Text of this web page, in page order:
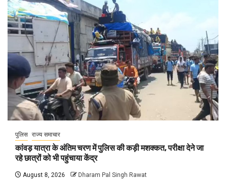
पुलिस राज्य समाचार
कांवड़ यात्रा के अंतिम चरण में पुलिस की कड़ी मशक्कत, परीक्षा देने जा
रहे छात्रों को भी पहुंचाया केंद्र
August 8, 2026 Dharam Pal Singh Rawat